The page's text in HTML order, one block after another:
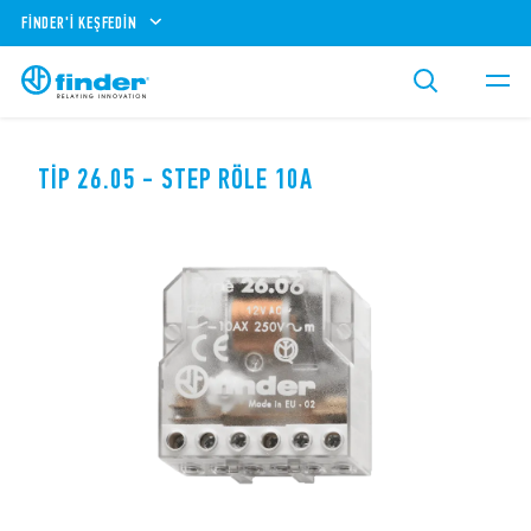
FINDER'I KEŞFEDIN
TIP 26.05 - STEP RÖLE 10A